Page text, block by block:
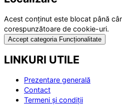
Acest conținut este blocat până
corespunzătoare de cookie-uri.
Accept categoria Funcționalitate
LINKURI UTILE
Prezentare generală
Contact
Termeni și condiții